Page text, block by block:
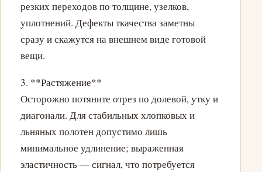
резких переходов по толщине, узелков,
уплотнений. Дефекты ткачества заметны
сразу и скажутся на внешнем виде готовой
вещи.
3. **Растяжение**
Осторожно потяните отрез по долевой, утку и
диагонали. Для стабильных хлопковых и
льняных полотен допустимо лишь
минимальное удлинение; выраженная
эластичность — сигнал, что потребуется